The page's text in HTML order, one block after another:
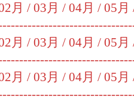
月 / 03月 / 04月 / 05月
月 / 03月 / 04月 / 05月
月 / 03月 / 04月 / 05月